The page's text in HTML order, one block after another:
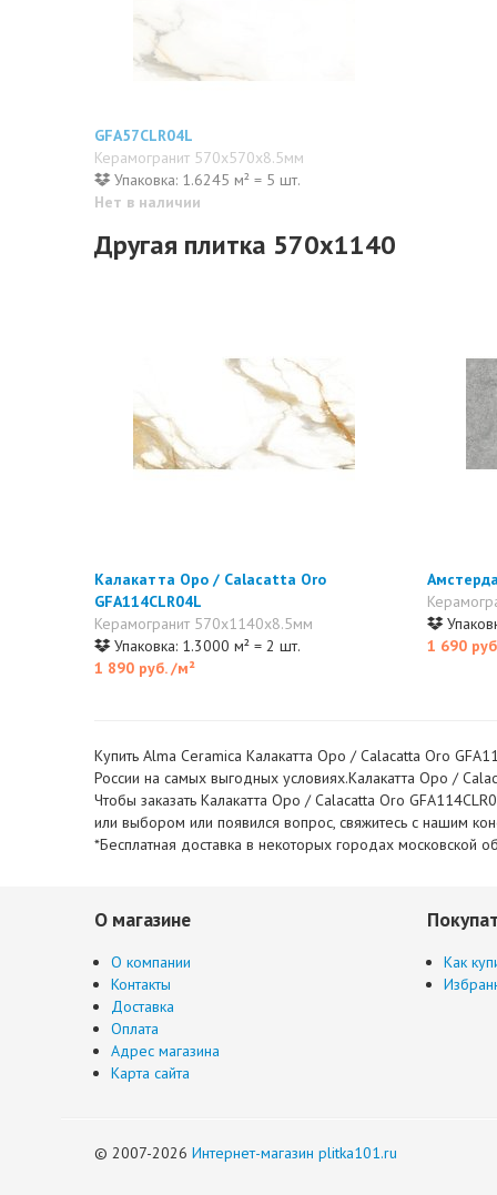
GFA57CLR04L
Керамогранит 570x570x8.5мм
Упаковка: 1.6245 м² = 5 шт.
Нет в наличии
Другая плитка 570x1140
Калакатта Оро / Calacatta Oro
GFA114CLR04L
Керамогранит 570x1140x8.5мм
Упаковка: 1.3000 м² = 2 шт.
1 890 руб./м²
1 690
Купить Alma Ceramica Калакатта Оро / Calacatta Oro
России на самых выгодных условиях.Калакатта Оро /
Чтобы заказать Калакатта Оро / Calacatta Oro
или выбором или появился вопрос, свяжитесь с нашим
*Бесплатная доставка в некоторых городах московской
О магазине
О компании
Контакты
Доставка
Оплата
Адрес магазина
Карта сайта
Как
© 2007-2026 Интернет-магазин plitka101.ru